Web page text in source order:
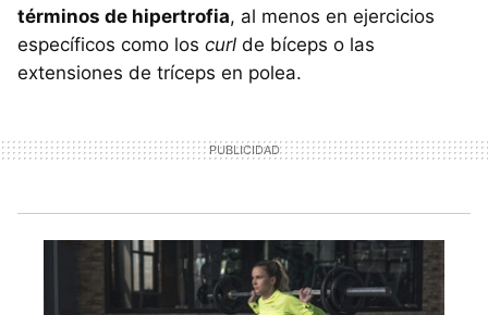
términos de hipertrofia, al menos en ejercicios
específicos como los curl de bíceps o las
extensiones de tríceps en polea.